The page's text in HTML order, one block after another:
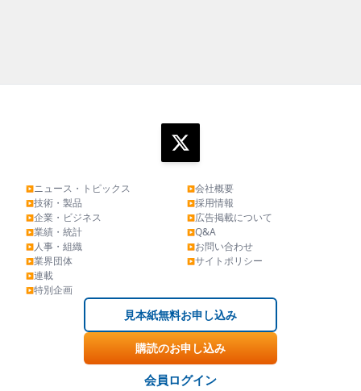
▶ ニュース・トピックス
▶ 技術・製品
▶ 企業・ビジネス
▶ 業績・統計
▶ 人事・組織
▶ 業界団体
▶ 連載
▶ 特別企画
▶ 会社概要
▶ 採用情報
▶ 広告掲載について
▶ Q&A
▶ お問い合わせ
▶ サイトポリシー
見本紙無料お申し込み
購読のお申し込み
会員ログイン